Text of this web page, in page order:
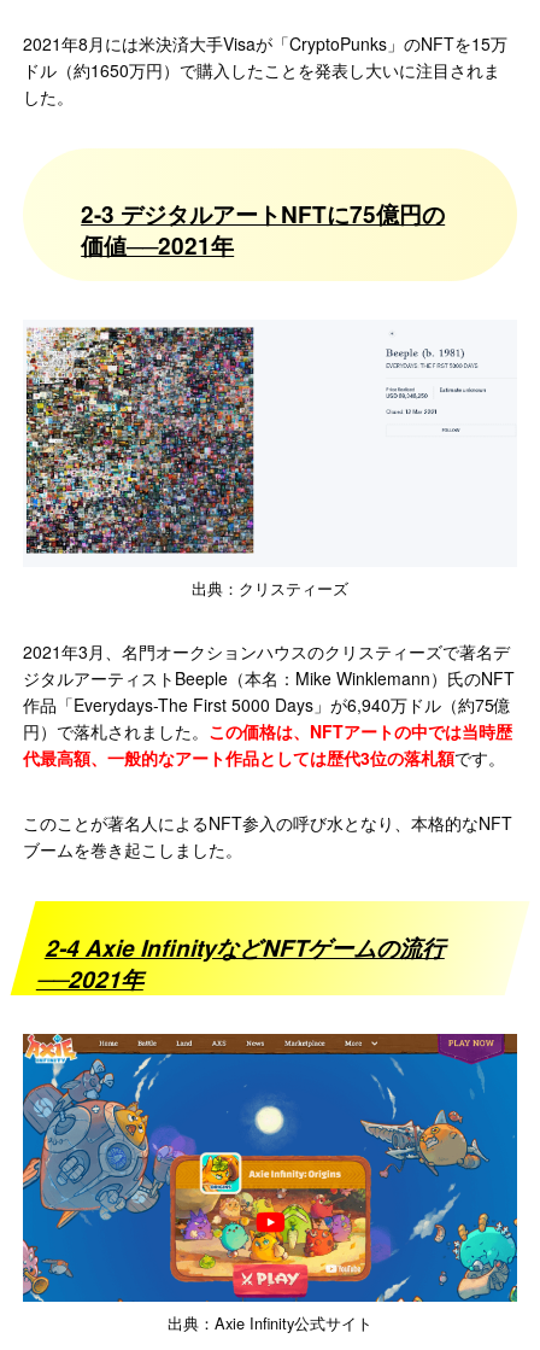
2021年8月には米決済大手Visaが「CryptoPunks」のNFTを15万
ドル（約1650万円）で購入したことを発表し大いに注目されま
した。
2-3 デジタルアートNFTに75億円の
価値──2021年
出典：クリスティーズ
2021年3月、名門オークションハウスのクリスティーズで著名デ
ジタルアーティストBeeple（本名：Mike Winklemann）氏のNFT
作品「Everydays-The First 5000 Days」が6,940万ドル（約75億
円）で落札されました。 この価格は、NFTアートの中では当時歴
代最高額、一般的なアート作品としては歴代3位の落札額です。
このことが著名人によるNFT参入の呼び水となり、本格的なNFT
ブームを巻き起こしました。
2-4 Axie InfinityなどNFTゲームの流行
──2021年
出典：Axie Infinity公式サイト